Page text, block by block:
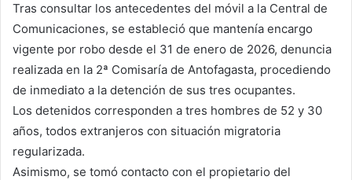
Tras consultar los antecedentes del móvil a la Central de
Comunicaciones, se estableció que mantenía encargo
vigente por robo desde el 31 de enero de 2026, denuncia
realizada en la 2ª Comisaría de Antofagasta, procediendo
de inmediato a la detención de sus tres ocupantes.
Los detenidos corresponden a tres hombres de 52 y 30
años, todos extranjeros con situación migratoria
regularizada.
Asimismo, se tomó contacto con el propietario del